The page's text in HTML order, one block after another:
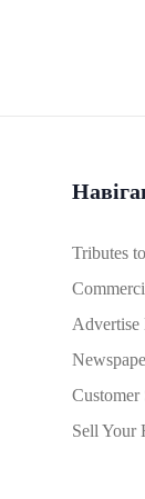
Tributes
Advertise
Customer
Sell Your